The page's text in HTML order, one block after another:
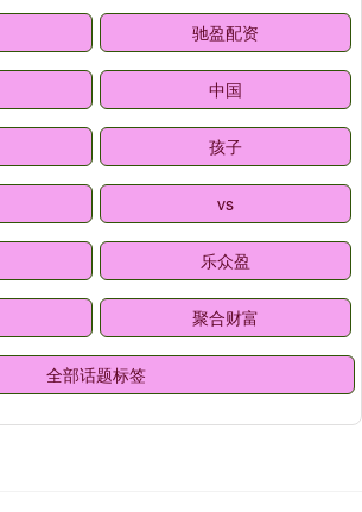
驰盈配资
中国
孩子
vs
乐众盈
聚合财富
全部话题标签